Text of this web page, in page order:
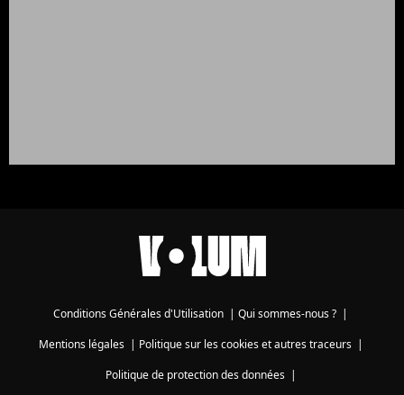
Conditions Générales d'Utilisation | Qui sommes-nous ? |
Mentions légales| Politique sur les cookies et autres traceurs|
Politique de protection des données|